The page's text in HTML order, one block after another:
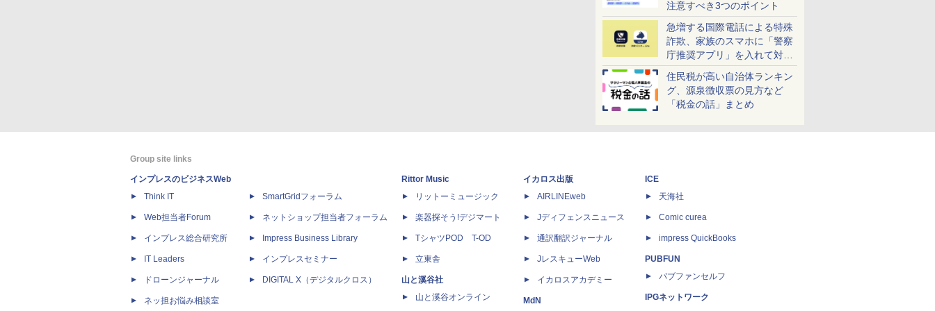
注意すべき3つのポイント
急増する国際電話による特殊
詐欺、家族のスマホに「警察
庁推奨アプリ」を入れて対策
しよう！
住民税が高い自治体ランキン
グ、源泉徴収票の見方など
「税金の話」まとめ
Group site links
インプレスのビジネスWeb
Think IT
Web担当者Forum
インプレス総合研究所
IT Leaders
ドローンジャーナル
ネッ担お悩み相談室
SmartGridフォーラム
ネットショップ担当者フォーラム
Impress Business Library
インプレスセミナー
DIGITAL X（デジタルクロス）
Rittor Music
リットーミュージック
楽器探そう!デジマート
TシャツPOD T-OD
立東舎
山と溪谷社
山と溪谷オンライン
イカロス出版
AIRLINEweb
Jディフェンスニュース
通訳翻訳ジャーナル
JレスキューWeb
イカロスアカデミー
MdN
ICE
天海社
Comic curea
impress QuickBooks
PUBFUN
パブファンセルフ
IPGネットワーク